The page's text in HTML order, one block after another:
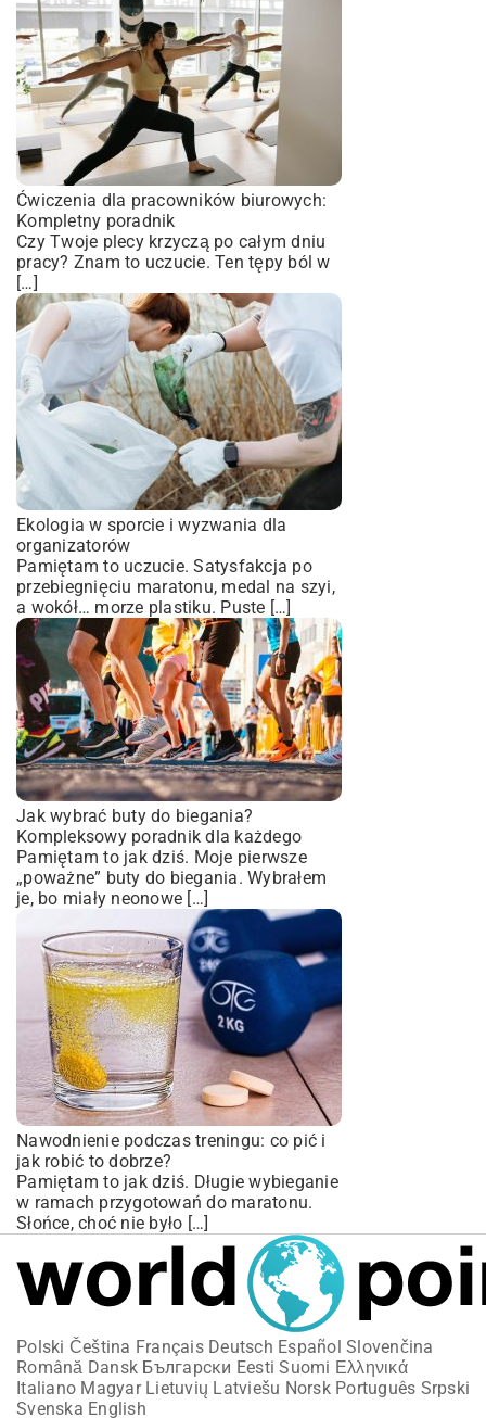
Ćwiczenia dla pracowników biurowych:
Kompletny poradnik
Czy Twoje plecy krzyczą po całym dniu
pracy? Znam to uczucie. Ten tępy ból w
[…]
Ekologia w sporcie i wyzwania dla
organizatorów
Pamiętam to uczucie. Satysfakcja po
przebiegnięciu maratonu, medal na szyi,
a wokół… morze plastiku. Puste […]
Jak wybrać buty do biegania?
Kompleksowy poradnik dla każdego
Pamiętam to jak dziś. Moje pierwsze
„poważne” buty do biegania. Wybrałem
je, bo miały neonowe […]
Nawodnienie podczas treningu: co pić i
jak robić to dobrze?
Pamiętam to jak dziś. Długie wybieganie
w ramach przygotowań do maratonu.
Słońce, choć nie było […]
Polski Čeština Français Deutsch Español Slovenčina
Română Dansk Български Eesti Suomi Ελληνικά
Italiano Magyar Lietuvių Latviešu Norsk Português Srpski
Svenska English